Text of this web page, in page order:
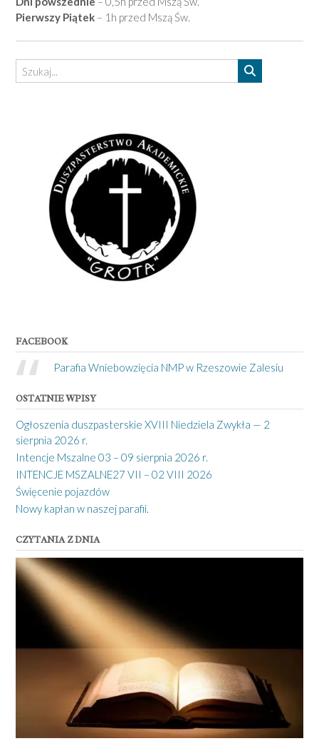
Pierwszy Piątek – 1h przed Mszą Św.
FACEBOOK
Parafia Wniebowzięcia NMP w Rzeszowie Zalesiu
OSTATNIE WPISY
Ogłoszenia duszpasterskie XVIII Niedziela Zwykła — 2
sierpnia 2026 r.
Intencje Mszalne 03 – 09 sierpnia 2026 r.
INTENCJE MSZALNE27 VII – 02 VIII 2026
Święcenie pojazdów
Nowy kapłan w naszej parafii.
CZYTANIA Z DNIA